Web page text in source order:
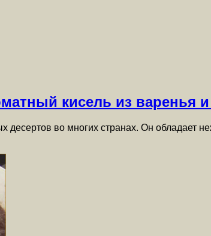
кисель из варенья
во многих странах. Он обладает